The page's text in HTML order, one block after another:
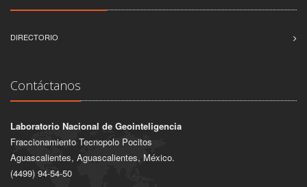
DIRECTORIO
Contáctanos
Laboratorio Nacional de Geointeligencia
Fraccionamiento Tecnopolo Pocitos
Aguascalientes, Aguascalientes, México.
(4499) 94-54-50